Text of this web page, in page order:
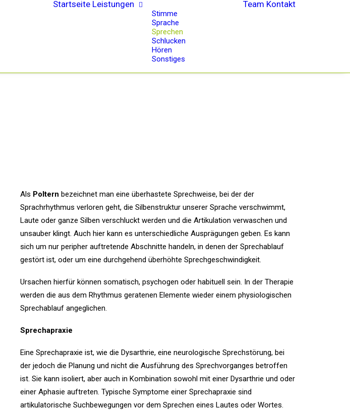
Startseite Leistungen
Stimme
Sprache
Sprechen
Schlucken
Hören
Sonstiges
Team Kontakt
Als Poltern bezeichnet man eine überhastete Sprechweise, bei der der
Sprachrhythmus verloren geht, die Silbenstruktur unserer Sprache verschwimmt,
Laute oder ganze Silben verschluckt werden und die Artikulation verwaschen und
unsauber klingt. Auch hier kann es unterschiedliche Ausprägungen geben. Es kann
sich um nur peripher auftretende Abschnitte handeln, in denen der Sprechablauf
gestört ist, oder um eine durchgehend überhöhte Sprechgeschwindigkeit.
Ursachen hierfür können somatisch, psychogen oder habituell sein. In der Therapie
werden die aus dem Rhythmus geratenen Elemente wieder einem physiologischen
Sprechablauf angeglichen.
Sprechapraxie
Eine Sprechapraxie ist, wie die Dysarthrie, eine neurologische Sprechstörung, bei
der jedoch die Planung und nicht die Ausführung des Sprechvorganges betroffen
ist. Sie kann isoliert, aber auch in Kombination sowohl mit einer Dysarthrie und oder
einer Aphasie auftreten. Typische Symptome einer Sprechapraxie sind
artikulatorische Suchbewegungen vor dem Sprechen eines Lautes oder Wortes.